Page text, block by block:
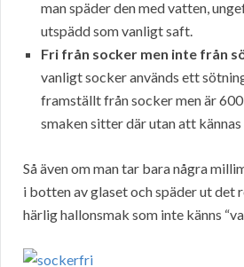
man späder den med vatten,
utspädd som vanligt saft.
Fri från socker men inte från
vanligt socker används ett
framställt från socker men är
smaken sitter där utan att
Så även om man tar bara några
i botten av glaset och späder ut det
härlig hallonsmak som inte känns